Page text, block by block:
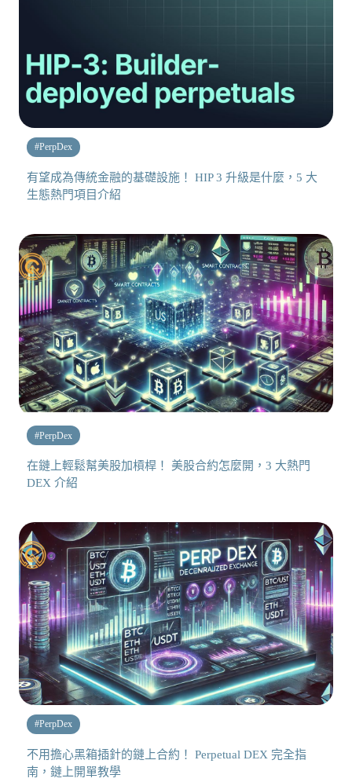
#PerpDex
有望成為傳統金融的基礎設施！ HIP 3 升級是什麼，5 大
生態熱門項目介紹
#PerpDex
在鏈上輕鬆幫美股加槓桿！ 美股合約怎麼開，3 大熱門
DEX 介紹
#PerpDex
不用擔心黑箱插針的鏈上合約！ Perpetual DEX 完全指
南，鏈上開單教學